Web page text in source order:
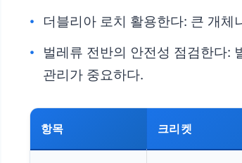
더블리아 로치 활용한다: 큰 개
벌레류 전반의 안전성 점검한다:
관리가 중요하다.
항목 크리켓